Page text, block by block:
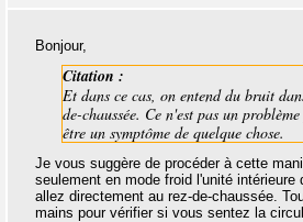
Bonjour,
Citation :
Et dans ce cas, on entend du bruit
de-chaussée. Ce n'est pas un
être un symptôme de quelque chose.
Je vous suggère de procéder à cette
seulement en mode froid l'unité intérieure
allez directement au rez-de-chaussée.
mains pour vérifier si vous sentez la